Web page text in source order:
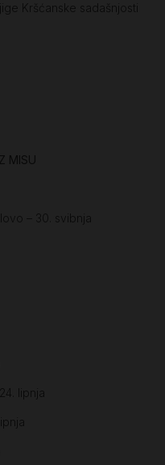
Kršćanske sadašnjosti
MISU
– 30. svibnja
lipnja